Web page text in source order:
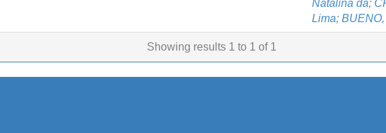
Natalina da;
Lima;
Showing results 1 to 1 of 1